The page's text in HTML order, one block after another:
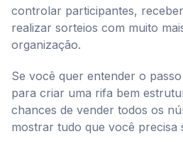
controlar participantes,
realizar sorteios com muito
organização.
Se você quer entender o
para criar uma rifa bem
chances de vender todos os
mostrar tudo que você precisa